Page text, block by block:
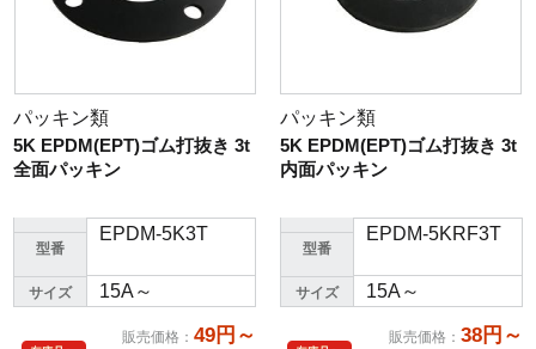
パッキン類
5K EPDM(EPT)ゴム打抜き 3t
全面パッキン
型番
EPDM-5K3T
サイズ 15A～
販売価格 ： 49円～
パッキン類
5K EPDM(EPT)ゴム打抜き 3t
内面パッキン
型番
EPDM-5KRF3T
サイズ 15A～
販売価格 ： 38円～